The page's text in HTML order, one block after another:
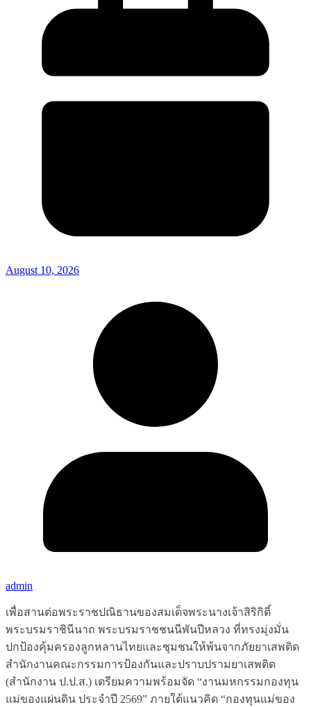
August 10, 2026
admin
เพื่อสานต่อพระราชปณิธานของสมเด็จพระนางเจ้าสิริกิติ์
พระบรมราชินีนาถ พระบรมราชชนนีพันปีหลวง ที่ทรงมุ่งมั่น
ปกป้องคุ้มครองลูกหลานไทยและชุมชนให้พ้นจากภัยยาเสพติด
สำนักงานคณะกรรมการป้องกันและปราบปรามยาเสพติด
(สำนักงาน ป.ป.ส.) เตรียมความพร้อมจัด “งานมหกรรมกองทุน
แม่ของแผ่นดิน ประจำปี 2569” ภายใต้แนวคิด “กองทุนแม่ของ